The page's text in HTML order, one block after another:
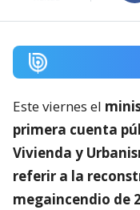
Este viernes el
primera cuenta
Vivienda y
referir a la
megaincendio de